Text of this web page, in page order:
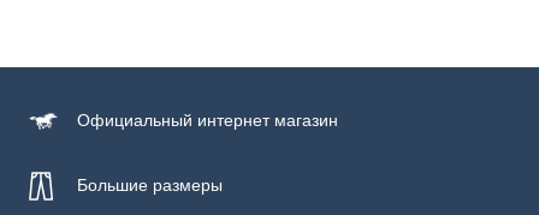
100% хлопок
Официальный интернет магазин
Большие размеры